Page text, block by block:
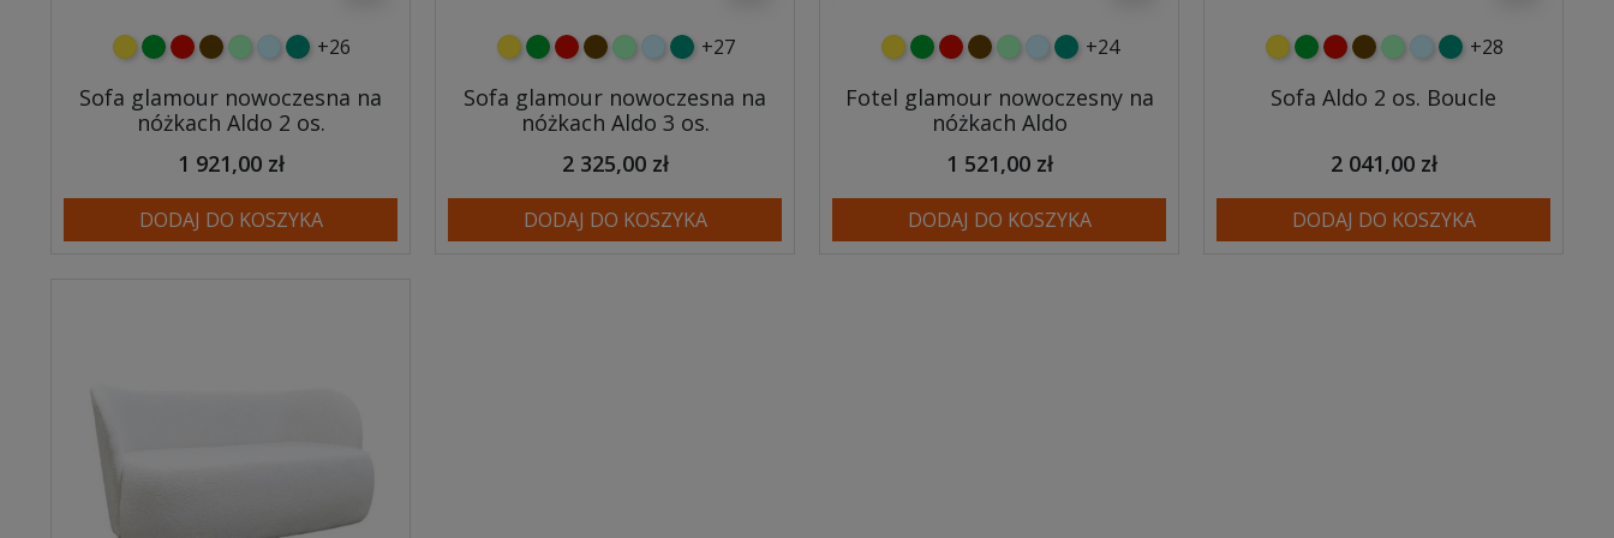
żółtyzielonyczerwony
czekoladowy
miętowybłękitny
turkusowy
+26
Sofa glamour nowoczesna na
nóżkach Aldo 2 os.
1 921,00 zł
DODAJ DO KOSZYKA
żółtyzielonyczerwony
czekoladowy
miętowybłękitny
turkusowy
+27
Sofa glamour nowoczesna na
nóżkach Aldo 3 os.
2 325,00 zł
DODAJ DO KOSZYKA
żółtyzielonyczerwony
czekoladowy
miętowybłękitny
turkusowy
+24
Fotel glamour nowoczesny na
nóżkach Aldo
1 521,00 zł
DODAJ DO KOSZYKA
żółtyzielonyczerwony
czekoladowy
miętowybłękitny
turkusowy
+28
Sofa Aldo 2 os. Boucle
2 041,00 zł
DODAJ DO KOSZYKA